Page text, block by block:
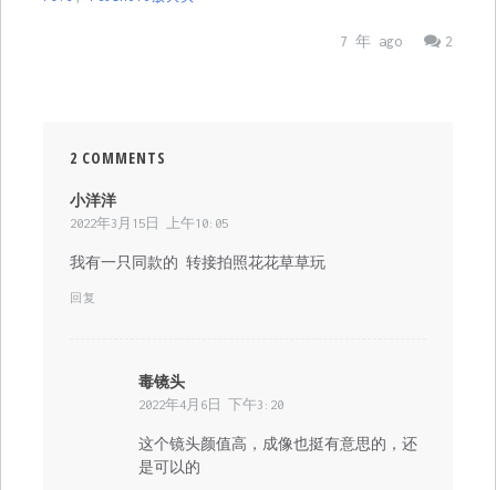
2
7 年 ago
2 COMMENTS
小洋洋说
道：
2022年3月15日 上午10:05
我有一只同款的 转接拍照花花草草玩
回复
毒镜头说
道：
2022年4月6日 下午3:20
这个镜头颜值高，成像也挺有意思的，还
是可以的